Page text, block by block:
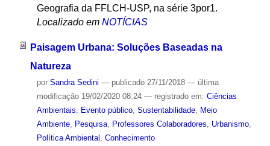
Geografia da FFLCH-USP, na série 3por1.
Localizado em NOTÍCIAS
Paisagem Urbana: Soluções Baseadas na
Natureza
por Sandra Sedini — publicado27/11/2018 — última
modificação19/02/2020 08:24 — registrado em: Ciências
Ambientais, Evento público, Sustentabilidade, Meio
Ambiente, Pesquisa, Professores Colaboradores, Urbanismo,
Política Ambiental , Conhecimento